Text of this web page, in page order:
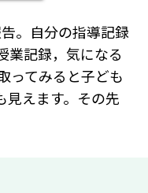
。自分の指導記録
業記録，気になる
ってみると子ども
見えます。その先